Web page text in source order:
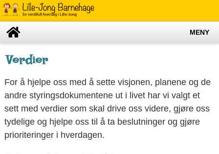
MENY
Verdier
For å hjelpe oss med å sette visjonen, planene og de
andre styringsdokumentene ut i livet har vi valgt et
sett med verdier som skal drive oss videre, gjøre oss
tydelige og hjelpe oss til å ta beslutninger og gjøre
prioriteringer i hverdagen.